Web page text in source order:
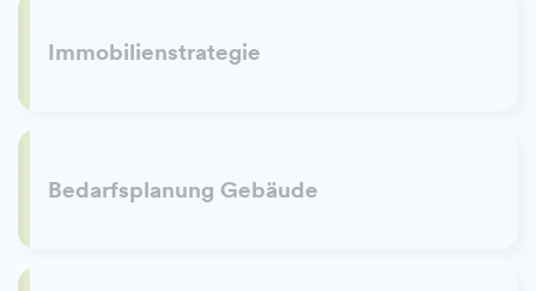
Immobilienstrategie
Bedarfsplanung Gebäude